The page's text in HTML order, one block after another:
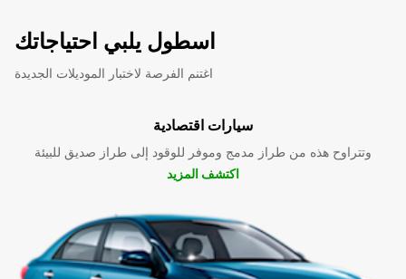
اسطول يلبي احتياجاتك
اغتنم الفرصة لاختبار الموديلات الجديدة
سيارات اقتصادية
وتتراوح هذه من طراز مدمج وموفر للوقود إلى طراز صديق للبيئة
اكتشف المزيد